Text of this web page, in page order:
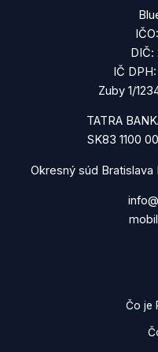
DIČ:
IČ
Zuby 1/
TATRA
SK83 1100
Okresný súd Bratislava
Čo je